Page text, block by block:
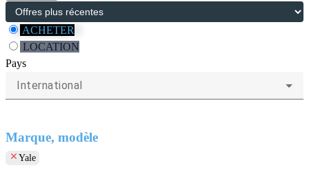
ACHETER
LOCATION
Pays
International
Marque, modèle
clear Yale